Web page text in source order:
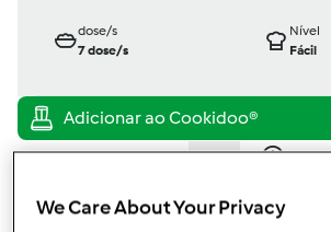
dose/s
7dose/s
Nível
Fácil
TM31
published: 18.02.2015
alterado: 18.02.2015
We Care About Your Privacy